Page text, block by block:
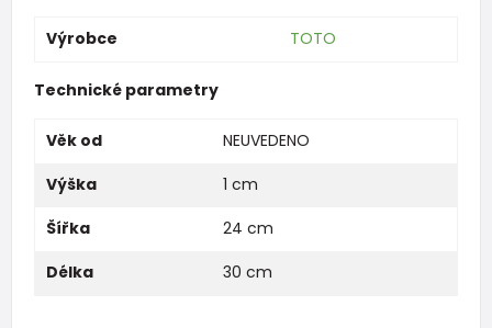
Výrobce TOTO
Technické parametry
Věk od
NEUVEDENO
Výška
1 cm
Šířka
24 cm
Délka
30 cm